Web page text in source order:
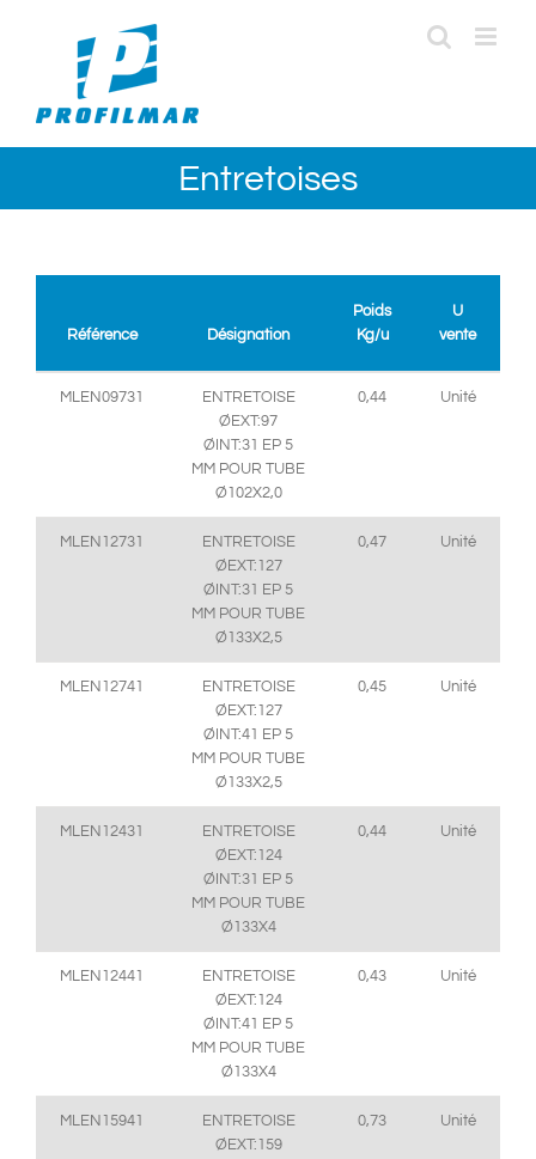
Entretoises
Référence Désignation
Poids
Kg/u
U
vente
MLEN09731
ENTRETOISE
ØEXT:97
ØINT:31 EP 5
MM POUR TUBE
Ø102X2,0
0,44 Unité
MLEN12731
ENTRETOISE
ØEXT:127
ØINT:31 EP 5
MM POUR TUBE
Ø133X2,5
0,47 Unité
MLEN12741
ENTRETOISE
ØEXT:127
ØINT:41 EP 5
MM POUR TUBE
Ø133X2,5
0,45 Unité
MLEN12431
ENTRETOISE
ØEXT:124
ØINT:31 EP 5
MM POUR TUBE
Ø133X4
0,44 Unité
MLEN12441
ENTRETOISE
ØEXT:124
ØINT:41 EP 5
MM POUR TUBE
Ø133X4
0,43 Unité
MLEN15941
ENTRETOISE
ØEXT:159
0,73 Unité